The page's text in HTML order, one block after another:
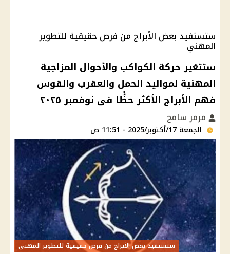
ستستفيد بعض الأبراج من فرص حقيقية للتطوير
المهني
ستتغير حركة الكواكب والأحوال المزاجية
المهنية لمواليد الحمل والعقرب والقوس
فهم الأبراج الأكثر حظًّا فى نوفمبر ٢٠٢٥
مرمر سامح
الجمعة 17/أكتوبر/2025 - 11:51 ص
ستستفيد بعض الأبراج من فرص حقيقية للتطوير المهني